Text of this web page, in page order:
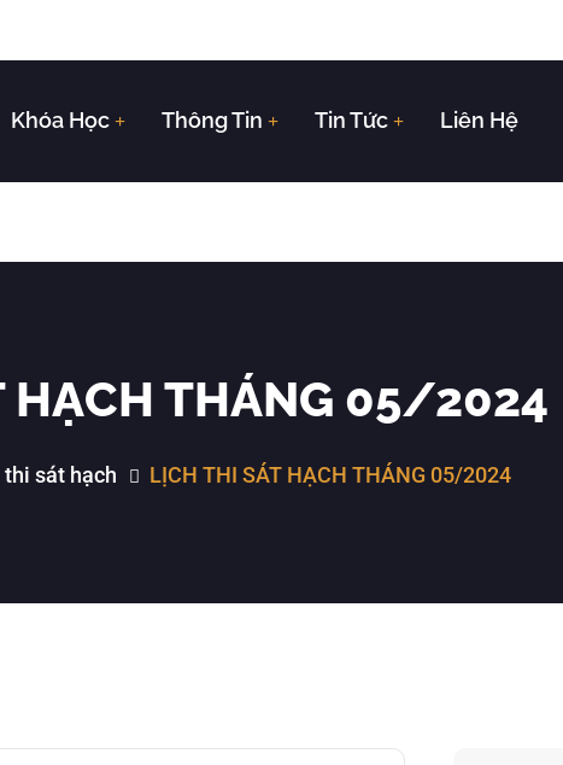
Khóa Học Thông Tin Tin Tức Liên Hệ
HẠCH THÁNG 05/2024
thi sát hạch LỊCH THI SÁT HẠCH THÁNG 05/2024